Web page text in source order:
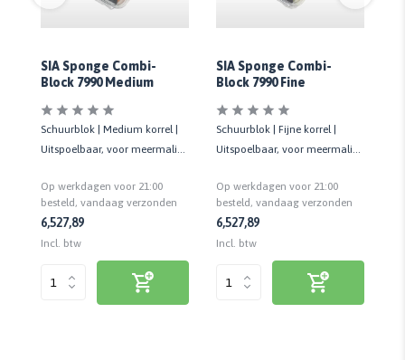
SIA Sponge Combi-
Block 7990 Medium
Schuurblok | Medium korrel |
Uitspoelbaar, voor meermalig
Op werkdagen voor 21:00
besteld, vandaag verzonden
6,527,89
Incl. btw
SIA Sponge Combi-
Block 7990 Fine
Schuurblok | Fijne korrel |
Uitspoelbaar, voor meermalig
stuks
Op werkdagen voor 21:00
besteld, vandaag verzonden
6,527,89
Incl. btw